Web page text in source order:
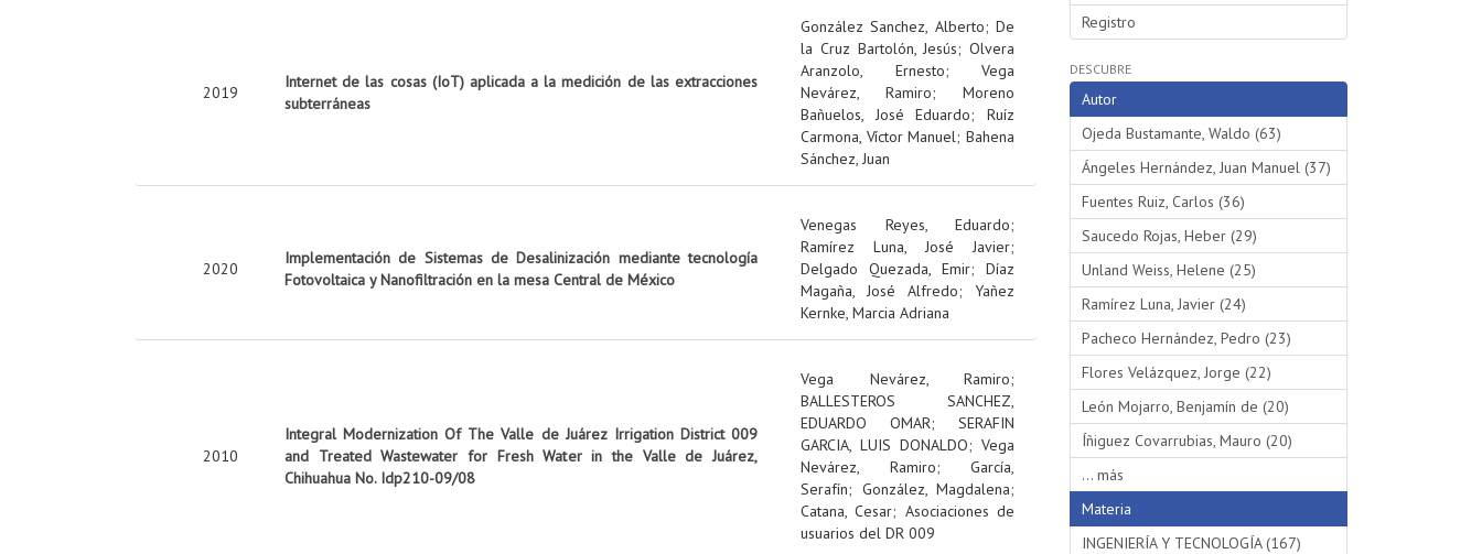
2019
Internet de las cosas (IoT) aplicada a la medición de las extracciones
subterráneas
González Sanchez, Alberto;De
la Cruz Bartolón, Jesús; Olvera
Aranzolo, Ernesto; Vega
Nevárez, Ramiro; Moreno
Bañuelos, José Eduardo;Ruíz
Carmona, Víctor Manuel;Bahena
Sánchez, Juan
2020
Implementación de Sistemas de Desalinización mediante tecnología
Fotovoltaica y Nanofiltración en la mesa Central de México
Venegas Reyes, Eduardo;
Ramírez Luna, José Javier;
Delgado Quezada, Emir; Díaz
Magaña, José Alfredo; Yañez
Kernke, Marcia Adriana
2010
Integral Modernization Of The Valle de Juárez Irrigation District 009
and Treated Wastewater for Fresh Water in the Valle de Juárez,
Chihuahua No. Idp210-09/08
Vega Nevárez, Ramiro;
BALLESTEROS SANCHEZ,
EDUARDO OMAR; SERAFIN
GARCIA, LUIS DONALDO; Vega
Nevárez, Ramiro; García,
Serafín; González, Magdalena;
Catana, Cesar; Asociaciones de
usuarios del DR 009
Registro
DESCUBRE
Autor
Ojeda Bustamante, Waldo (63)
Ángeles Hernández, Juan Manuel (37)
Fuentes Ruiz, Carlos (36)
Saucedo Rojas, Heber (29)
Unland Weiss, Helene (25)
Ramírez Luna, Javier (24)
Pacheco Hernández, Pedro (23)
Flores Velázquez, Jorge (22)
León Mojarro, Benjamín de (20)
Íñiguez Covarrubias, Mauro (20)
... más
Materia
INGENIERÍA Y TECNOLOGÍA (167)